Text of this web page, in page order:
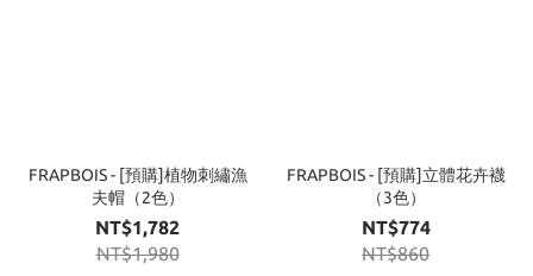
FRAPBOIS - [預購]植物刺繡漁
夫帽（2色）
NT$1,782
NT$1,980
FRAPBOIS - [預購]立體花卉襪
（3色）
NT$774
NT$860